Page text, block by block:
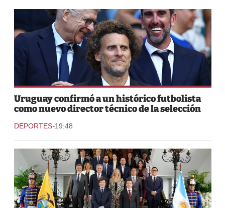
Uruguay confirmó a un histórico futbolista
como nuevo director técnico de la selección
DEPORTES-19:48